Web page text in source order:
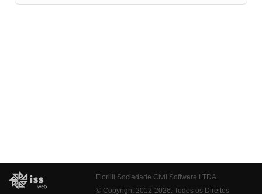
Fiorilli Sociedade Civil Software LTDA
© Copyright 2012-2026. Todos os Direitos